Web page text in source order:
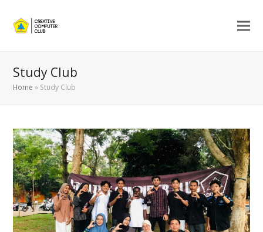
Study Club
Home » Study Club